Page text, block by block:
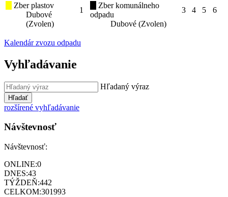
Zber plastov
Dubové
(Zvolen)
1
Zber komunálneho
odpadu
Dubové (Zvolen)
3 4 5 6
Kalendár zvozu odpadu
Vyhľadávanie
Hľadaný výraz
Hľadať
rozšírené vyhľadávanie
Návštevnosť
Návštevnosť:
ONLINE:0
DNES:43
TÝŽDEŇ:442
CELKOM:301993